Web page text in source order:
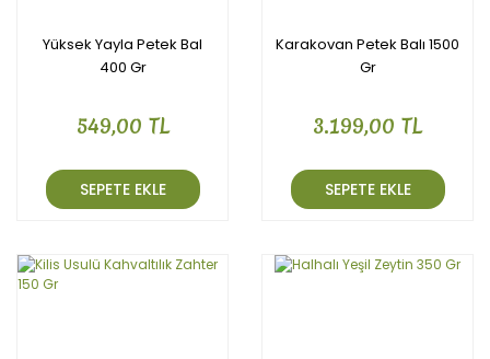
Yüksek Yayla Petek Bal
400 Gr
549,00 TL
SEPETE EKLE
Karakovan Petek Balı 1500
Gr
3.199,00 TL
SEPETE EKLE